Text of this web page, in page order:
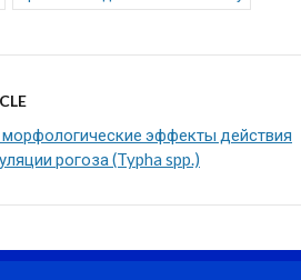
морфологические эффекты действия
рогоза (Typha spp.)